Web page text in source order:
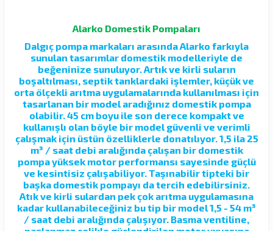
Alarko Domestik Pompaları
Dalgıç pompa markaları arasında Alarko farkıyla
sunulan tasarımlar domestik modelleriyle de
beğeninize sunuluyor. Artık ve kirli suların
boşaltılması, septik tanklardaki işlemler, küçük ve
orta ölçekli arıtma uygulamalarında kullanılması için
tasarlanan bir model aradığınız domestik pompa
olabilir. 45 cm boyu ile son derece kompakt ve
kullanışlı olan böyle bir model güvenli ve verimli
çalışmak için üstün özelliklerle donatılıyor. 1,5 ila 25
m³ / saat debi aralığında çalışan bir domestik
pompa yüksek motor performansı sayesinde güçlü
ve kesintisiz çalışabiliyor. Taşınabilir tipteki bir
başka domestik pompayı da tercih edebilirsiniz.
Atık ve kirli sulardan pek çok arıtma uygulamasına
kadar kullanabileceğiniz bu tip bir model 1,5 - 54 m³
/ saat debi aralığında çalışıyor. Basma ventiline,